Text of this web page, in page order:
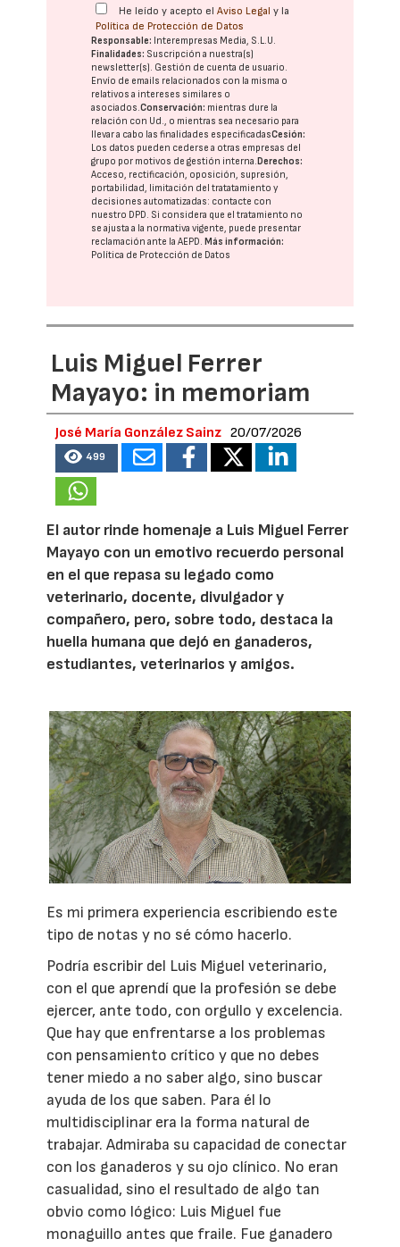
He leído y acepto elAviso Legal y la
Política de Protección de Datos
Responsable: Interempresas Media, S.L.U.
Finalidades: Suscripción a nuestra(s)
newsletter(s). Gestión de cuenta de usuario.
Envío de emails relacionados con la misma o
relativos a intereses similares o
asociados.Conservación: mientras dure la
relación con Ud., o mientras sea necesario para
llevar a cabo las finalidades especificadasCesión:
Los datos pueden cederse a otras empresas del
grupo por motivos de gestión interna.Derechos:
Acceso, rectificación, oposición, supresión,
portabilidad, limitación del tratatamiento y
decisiones automatizadas: contacte con
nuestro DPD . Si considera que el tratamiento no
se ajusta a la normativa vigente, puede presentar
reclamación ante laAEPD .Más información:
Política de Protección de Datos
Luis Miguel Ferrer
Mayayo: in memoriam
José María González Sainz 20/07/2026
499
El autor rinde homenaje a Luis Miguel Ferrer
Mayayo con un emotivo recuerdo personal
en el que repasa su legado como
veterinario, docente, divulgador y
compañero, pero, sobre todo, destaca la
huella humana que dejó en ganaderos,
estudiantes, veterinarios y amigos.
Es mi primera experiencia escribiendo este
tipo de notas y no sé cómo hacerlo.
Podría escribir del Luis Miguel veterinario,
con el que aprendí que la profesión se debe
ejercer, ante todo, con orgullo y excelencia.
Que hay que enfrentarse a los problemas
con pensamiento crítico y que no debes
tener miedo a no saber algo, sino buscar
ayuda de los que saben. Para él lo
multidisciplinar era la forma natural de
trabajar. Admiraba su capacidad de conectar
con los ganaderos y su ojo clínico. No eran
casualidad, sino el resultado de algo tan
obvio como lógico: Luis Miguel fue
monaguillo antes que fraile. Fue ganadero